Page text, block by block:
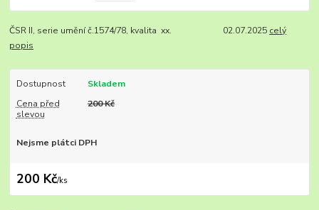
ČSR II, serie umění č.1574/78, kvalita xx. 02.07.2025 celý
popis
Dostupnost
Skladem
Cena před
slevou
200 Kč
Nejsme plátci DPH
200 Kč/ks